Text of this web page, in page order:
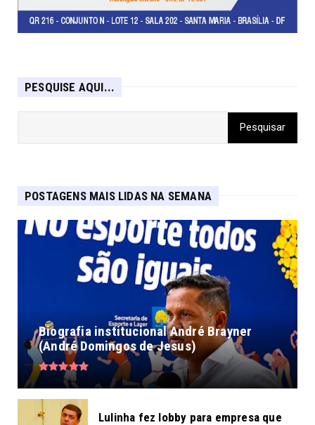
PESQUISE AQUI...
POSTAGENS MAIS LIDAS NA SEMANA
Biografia institucional André Brayner
(André Domingos de Jesus)
Lulinha fez lobby para empresa que